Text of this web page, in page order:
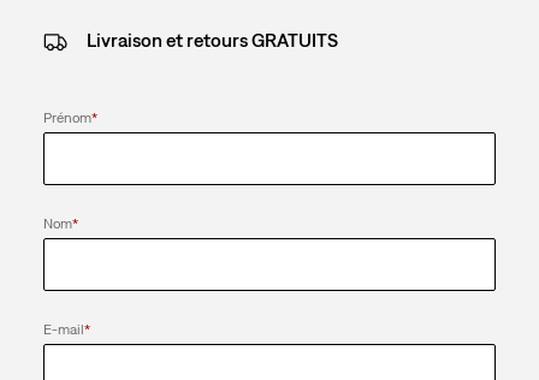
Livraison et retours GRATUITS
Prénom*
Nom*
E-mail*